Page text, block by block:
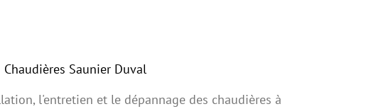
Chaudières Saunier Duval
l'entretien et le dépannage des chaudières à